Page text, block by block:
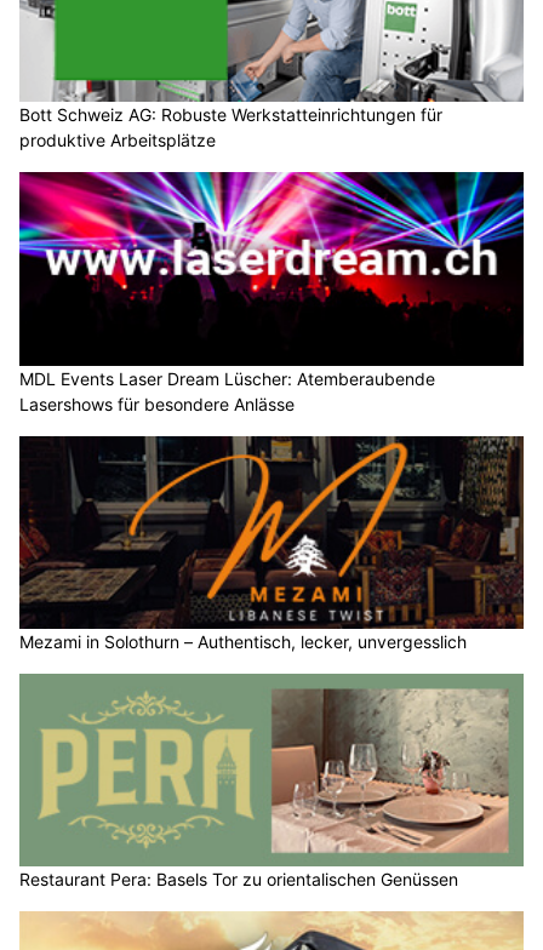
Bott Schweiz AG: Robuste Werkstatteinrichtungen für
produktive Arbeitsplätze
MDL Events Laser Dream Lüscher: Atemberaubende
Mezami in Solothurn – Authentisch, lecker, unvergesslich
Restaurant Pera: Basels Tor zu orientalischen Genüssen